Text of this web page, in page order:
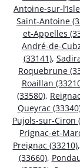
Antoine-sur-
Saint-Antoine
et-Appelles
André-de-
(33141),
Roquebrune
Roaillan
(33580),
Queyrac
Pujols-sur-Ciron
Prignac-et-
Preignac (33210),
(33660),